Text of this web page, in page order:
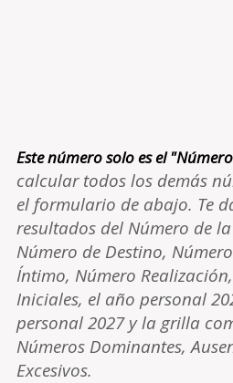
Este número solo es el
calcular todos los demás
el formulario de abajo. Te
resultados del Número de
Número de Destino,
Íntimo, Número
Iniciales, el año personal
personal 2027 y la grilla
Números Dominantes,
Excesivos.